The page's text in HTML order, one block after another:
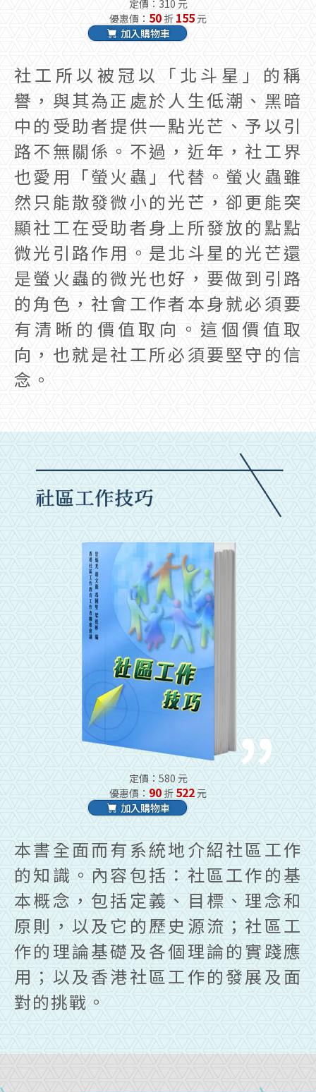
定價：310 元
優惠價： 50 折 155元
加入購物車
社工所以被冠以「北斗星」的稱
譽，與其為正處於人生低潮、黑暗
中的受助者提供一點光芒、予以引
路不無關係。不過，近年，社工界
也愛用「螢火蟲」代替。螢火蟲雖
然只能散發微小的光芒，卻更能突
顯社工在受助者身上所發放的點點
微光引路作用。是北斗星的光芒還
是螢火蟲的微光也好，要做到引路
的角色，社會工作者本身就必須要
有清晰的價值取向。這個價值取
向，也就是社工所必須要堅守的信
念。
定價：580 元
優惠價： 90 折 522 元
加入購物車
本書全面而有系統地介紹社區工作
的知識。內容包括：社區工作的基
本概念，包括定義、目標、理念和
原則，以及它的歷史源流；社區工
作的理論基礎及各個理論的實踐應
用；以及香港社區工作的發展及面
對的挑戰。